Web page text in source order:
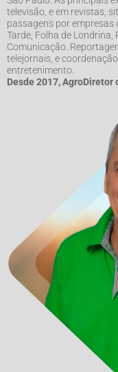
televisão, e em revistas,
passagens por empresas
Tarde, Folha de Londrina,
Comunicação.
telejornais, e
entretenimento.
Desde 2017, AgroDiretor